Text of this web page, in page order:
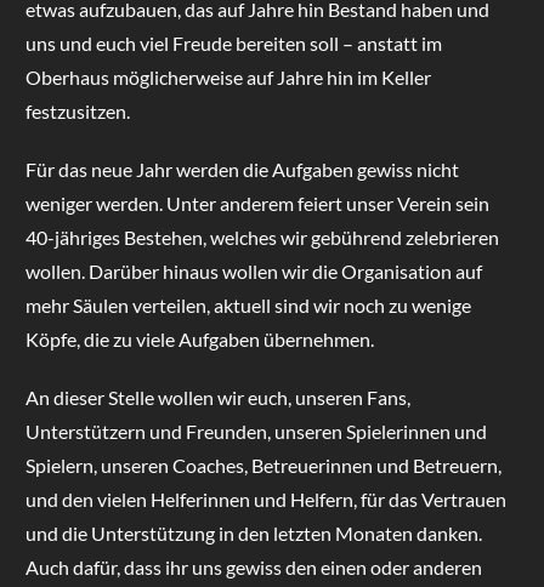
etwas aufzubauen, das auf Jahre hin Bestand haben und
uns und euch viel Freude bereiten soll – anstatt im
Oberhaus möglicherweise auf Jahre hin im Keller
festzusitzen.
Für das neue Jahr werden die Aufgaben gewiss nicht
weniger werden. Unter anderem feiert unser Verein sein
40-jähriges Bestehen, welches wir gebührend zelebrieren
wollen. Darüber hinaus wollen wir die Organisation auf
mehr Säulen verteilen, aktuell sind wir noch zu wenige
Köpfe, die zu viele Aufgaben übernehmen.
An dieser Stelle wollen wir euch, unseren Fans,
Unterstützern und Freunden, unseren Spielerinnen und
Spielern, unseren Coaches, Betreuerinnen und Betreuern,
und den vielen Helferinnen und Helfern, für das Vertrauen
und die Unterstützung in den letzten Monaten danken.
Auch dafür, dass ihr uns gewiss den einen oder anderen